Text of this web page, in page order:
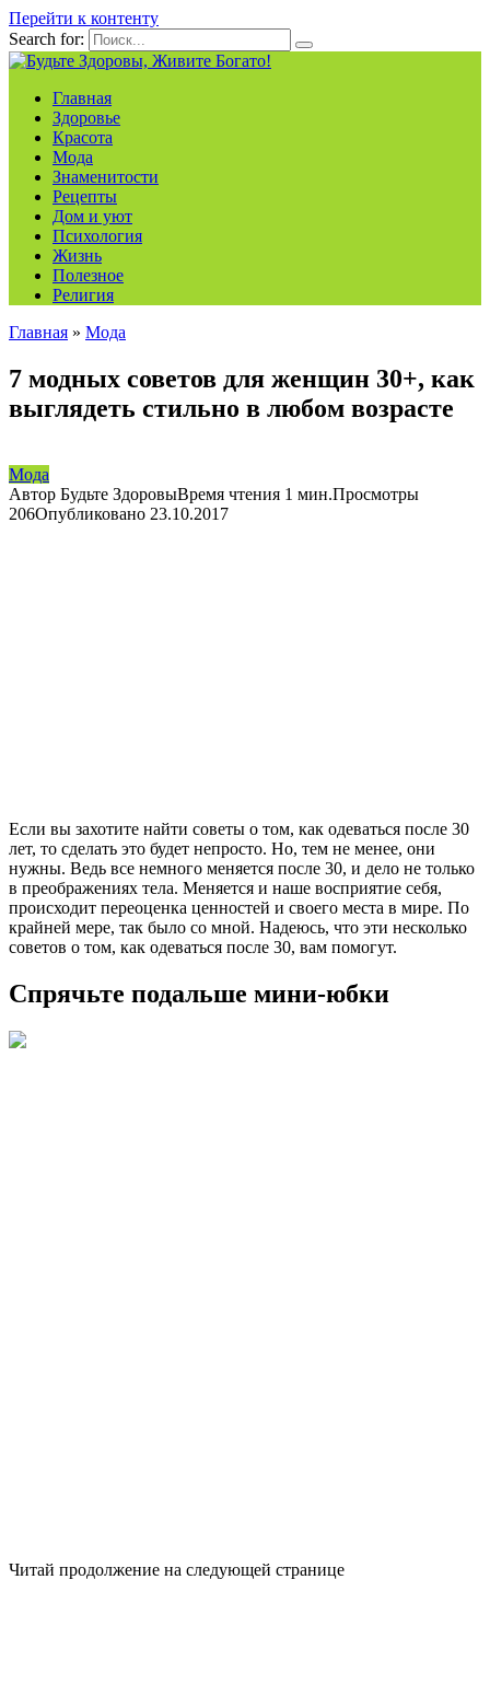
Перейти к контенту
Search for:
Главная
Здоровье
Красота
Мода
Знаменитости
Рецепты
Дом и уют
Психология
Жизнь
Полезное
Религия
Главная » Мода
7 модных советов для женщин 30+, как
выглядеть стильно в любом возрасте
Мода
Автор Будьте ЗдоровыВремя чтения 1 мин.Просмотры
206Опубликовано 23.10.2017
Если вы захотите найти советы о том, как одеваться после 30
лет, то сделать это будет непросто. Но, тем не менее, они
нужны. Ведь все немного меняется после 30, и дело не только
в преображениях тела. Меняется и наше восприятие себя,
происходит переоценка ценностей и своего места в мире. По
крайней мере, так было со мной. Надеюсь, что эти несколько
советов о том, как одеваться после 30, вам помогут.
Спрячьте подальше мини-юбки
Читай продолжение на следующей странице